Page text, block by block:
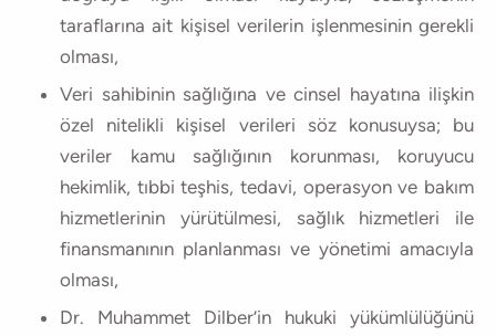
taraflarına ait kişisel verilerin işlenmesinin gerekli
olması,
Veri sahibinin sağlığına ve cinsel hayatına ilişkin
özel nitelikli kişisel verileri söz konusuysa; bu
veriler kamu sağlığının korunması, koruyucu
hekimlik, tıbbi teşhis, tedavi, operasyon ve bakım
hizmetlerinin yürütülmesi, sağlık hizmetleri ile
finansmanının planlanması ve yönetimi amacıyla
olması,
Dr. Muhammet Dilber’in hukuki yükümlülüğünü